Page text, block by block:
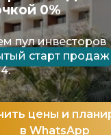
0%
пул инвесторов
старт продаж
цены и
в WhatsApp